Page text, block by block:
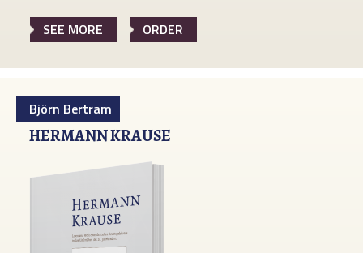
SEE MORE ORDER
Björn Bertram
HERMANN KRAUSE